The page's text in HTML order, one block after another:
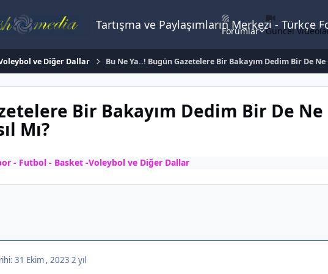
Tartışma ve Paylaşımların Merkezi -
Forumlar Güncel
ve Diğer Dallar Bu Ne Ya..! Bugün Gazetelere Bir Bakayım Dedim Bir De
Bir Bakayım Dedim Bir De
Mı?
- Futbol - Basket -Voleybol ve Diğer Dallar
31 Ekim , 2023 2 yıl